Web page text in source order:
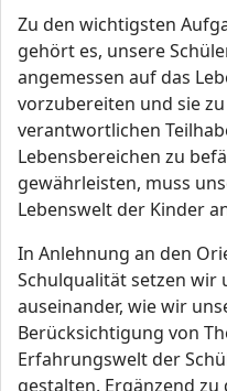
Zu den wichtigsten
gehört es, unsere
angemessen auf das
vorzubereiten und sie
verantwortlichen
Lebensbereichen zu
gewährleisten, muss
Lebenswelt der Kinder
In Anlehnung an den
Schulqualität setzen wir
auseinander, wie wir
Berücksichtigung von
Erfahrungswelt der
gestalten. Ergänzend